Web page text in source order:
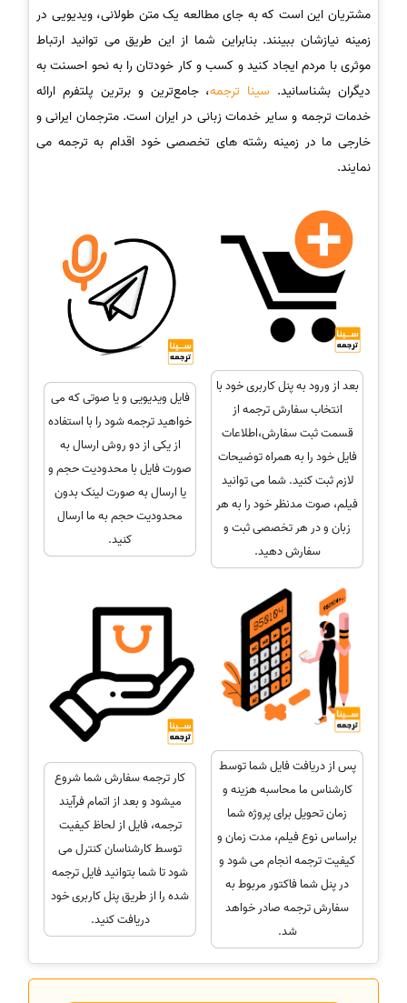
مشتریان این است که به جای مطالعه یک متن طولانی، ویدیویی در
زمینه نیازشان ببینند. بنابراین شما از این طریق می توانید ارتباط
موثری با مردم ایجاد کنید و کسب و کار خودتان را به نحو احسنت به
دیگران بشناسانید. سینا ترجمه، جامع‌ترین و برترین پلتفرم ارائه
خدمات ترجمه و سایر خدمات زبانی در ایران است. مترجمان ایرانی و
خارجی ما در زمینه رشته های تخصصی خود اقدام به ترجمه می
نمایند.
بعد از ورود به پنل کاربری خود با
انتخاب سفارش ترجمه از
قسمت ثبت سفارش،اطلاعات
فایل خود را به همراه توضیحات
لازم ثبت کنید. شما می توانید
فیلم، صوت مدنظر خود را به هر
زبان و در هر تخصصی ثبت و
سفارش دهید.
فایل ویدیویی و یا صوتی که می
خواهید ترجمه شود را با استفاده
از یکی از دو روش ارسال به
صورت فایل با محدودیت حجم و
یا ارسال به صورت لینک بدون
محدودیت حجم به ما ارسال
کنید.
پس از دریافت فایل شما توسط
کارشناس ما محاسبه هزینه و
زمان تحویل برای پروژه شما
براساس نوع فیلم، مدت زمان و
کیفیت ترجمه انجام می شود و
در پنل شما فاکتور مربوط به
سفارش ترجمه صادر خواهد
شد.
کار ترجمه سفارش شما شروع
میشود و بعد از اتمام فرآیند
ترجمه، فایل از لحاظ کیفیت
توسط کارشناسان کنترل می
شود تا شما بتوانید فایل ترجمه
شده را از طریق پنل کاربری خود
دریافت کنید.